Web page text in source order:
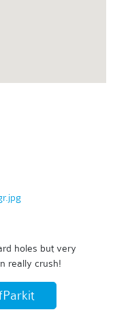
holes but very
really crush!